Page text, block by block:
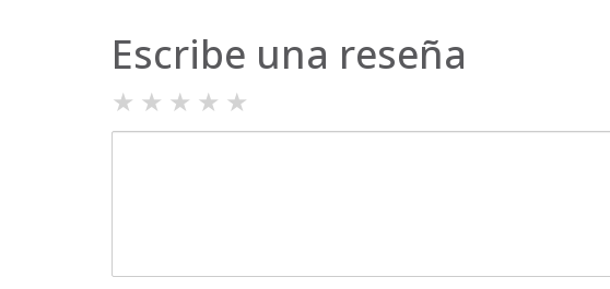
Escribe una reseña
★ ★ ★ ★ ★